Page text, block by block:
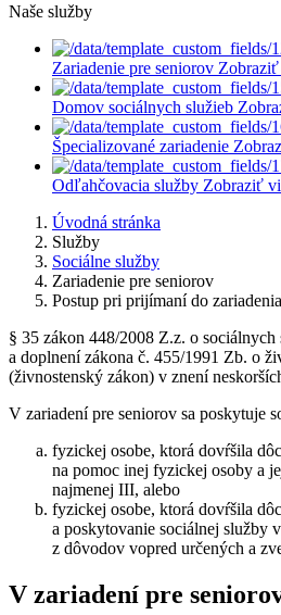
Naše služby
Zariadenie pre seniorov
Domov sociálnych služieb
Špecializované zariadenie
Odľahčovacia služby Zobraziť
Úvodná stránka
Služby
Sociálne služby
Zariadenie pre seniorov
Postup pri prijímaní do zariadenia
§ 35 zákon 448/2008 Z.z. o sociálnych
a doplnení zákona č. 455/1991 Zb. o
(živnostenský zákon) v znení
V zariadení pre seniorov sa poskytuje
fyzickej osobe, ktorá dovŕšila
na pomoc inej fyzickej osoby a
najmenej III, alebo
fyzickej osobe, ktorá dovŕšila
a poskytovanie sociálnej služby
z dôvodov vopred určených a
V zariadení pre